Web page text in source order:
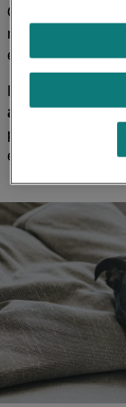
Cuando esta
mascota, es
ella.
Por ejemplo,
activos.Esto
propio
en las